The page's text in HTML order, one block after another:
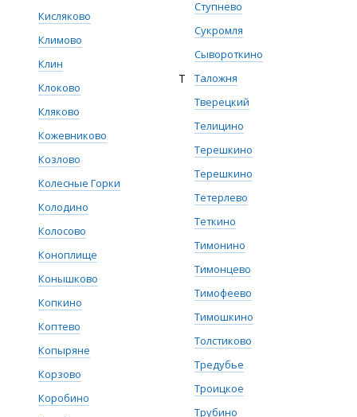
Кисляково
Климово
Клин
Клоково
Кляково
Кожевниково
Козлово
Колесные Горки
Колодино
Колосово
Коноплище
Конышково
Копкино
Коптево
Копыряне
Корзово
Коробино
Ступнево
Сукромля
Сывороткино
Т
Таложня
Тверецкий
Телицино
Терешкино
Терешкино
Тетерлево
Теткино
Тимонино
Тимонцево
Тимофеево
Тимошкино
Толстиково
Тредубье
Троицкое
Трубино